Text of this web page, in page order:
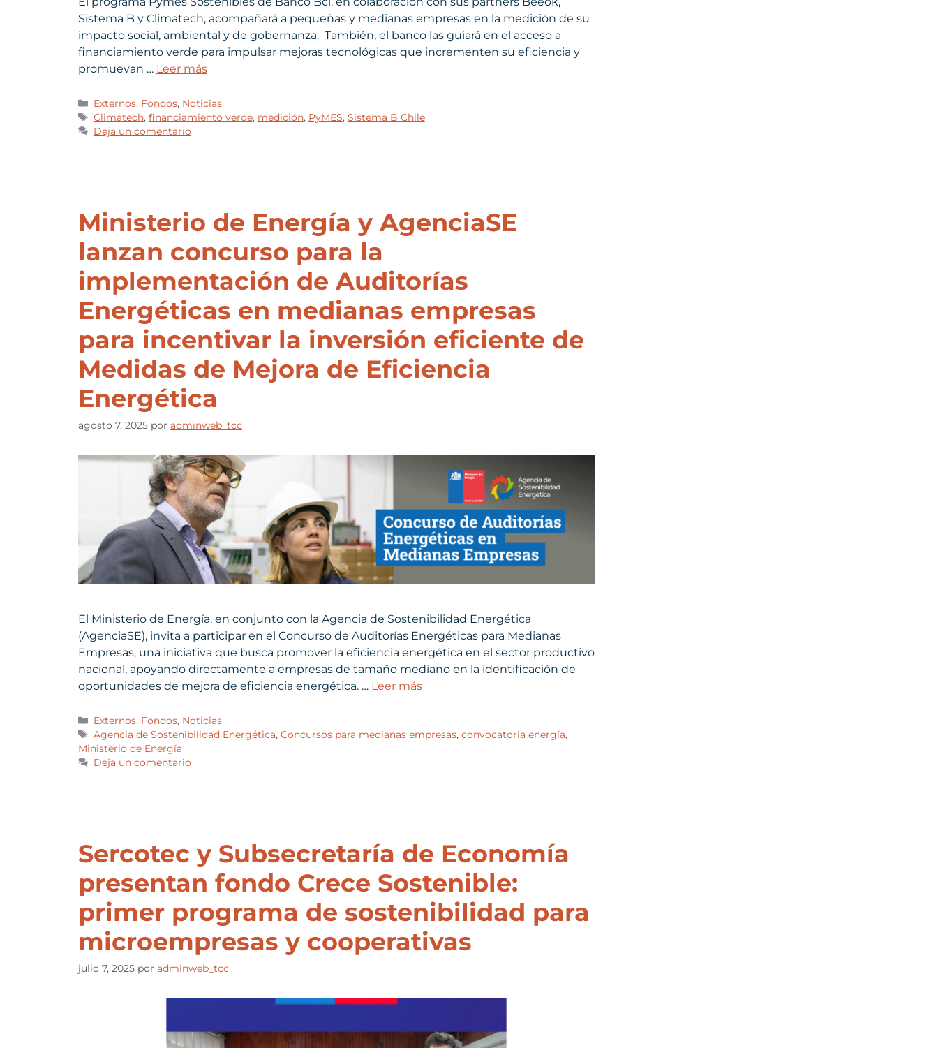
Sistema B y Climatech, acompañará a pequeñas y medianas empresas en la medición de su
impacto social, ambiental y de gobernanza. También, el banco las guiará en el acceso a
financiamiento verde para impulsar mejoras tecnológicas que incrementen su eficiencia y
promuevan … Leer más
Externos, Fondos, Noticias
Climatech, financiamiento verde, medición, PyMES, Sistema B Chile
Deja un comentario
Ministerio de Energía y AgenciaSE
lanzan concurso para la
implementación de Auditorías
Energéticas en medianas empresas
para incentivar la inversión eficiente de
Medidas de Mejora de Eficiencia
Energética
agosto 7, 2025 por adminweb_tcc
El Ministerio de Energía, en conjunto con la Agencia de Sostenibilidad Energética
(AgenciaSE), invita a participar en el Concurso de Auditorías Energéticas para Medianas
Empresas, una iniciativa que busca promover la eficiencia energética en el sector productivo
nacional, apoyando directamente a empresas de tamaño mediano en la identificación de
oportunidades de mejora de eficiencia energética. … Leer más
Externos, Fondos, Noticias
Agencia de Sostenibilidad Energética, Concursos para medianas empresas, convocatoria energía,
Ministerio de Energía
Deja un comentario
Sercotec y Subsecretaría de Economía
presentan fondo Crece Sostenible:
primer programa de sostenibilidad para
microempresas y cooperativas
julio 7, 2025 por adminweb_tcc